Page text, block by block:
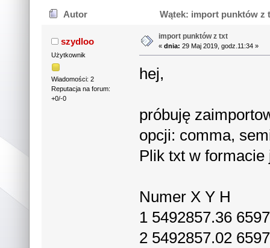
Autor Wątek: import punktów z
szydloo
Użytkownik
Wiadomości: 2
Reputacja na forum:
+0/-0
import punktów z txt
«dnia: 29 Maj 2019, godz.11:34 »
hej,
próbuję
opcji: comma,
Plik txt w formacie
Numer X Y H
1 5492857.36
2 5492857.02